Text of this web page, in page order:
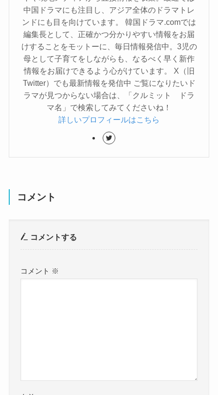
中国ドラマにも注目し、アジア全体のドラマトレ
ンドにも目を向けています。 韓国ドラマ.comでは
編集長として、正確かつ分かりやすい情報をお届
けすることをモットーに、毎日情報発信中。3児の
母として子育てをしながらも、なるべく早く新作
情報をお届けできるよう心がけています。 X（旧
Twitter）でも最新情報を発信中 ご覧になりたいド
ラマが見つからない場合は、「クルミット ドラ
マ名」で検索してみてくださいね！
詳しいプロフィールはこちら
コメント
コメントする
コメント ※